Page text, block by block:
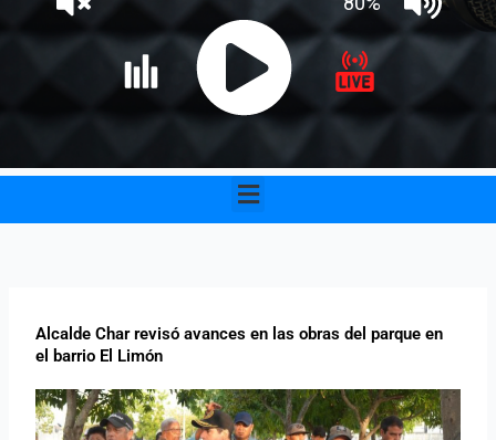
Menu
Alcalde Char revisó avances en las obras del parque en
el barrio El Limón